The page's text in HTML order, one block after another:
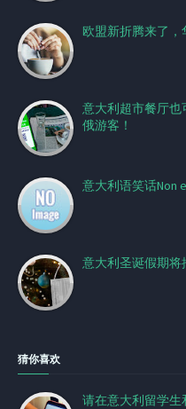
欧盟新折腾来了
意大利超市餐厅也
俄游客！
意大利语笑话Non
意大利圣诞假期
猜你喜欢
请在意大利留学